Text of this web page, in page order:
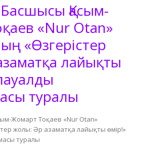
Қасым-
«Nur Otan»
«Өзгерістер
лайықты
туралы
Жомарт Тоқаев «Nur Otan»
жолы: Әр азаматқа лайықты өмір!»
туралы